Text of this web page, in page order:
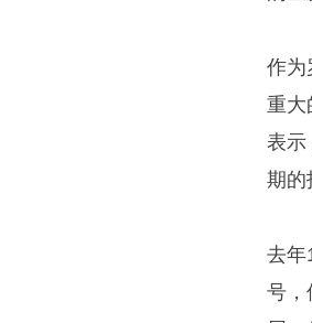
作为
重大
表示
期的
去年
号，